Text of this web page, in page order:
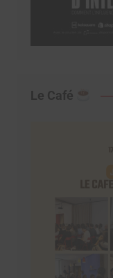
Le Café